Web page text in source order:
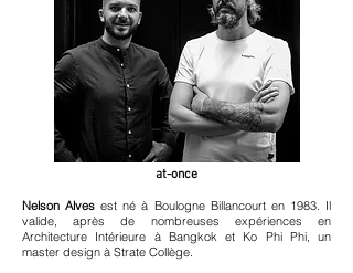
at-once
Nelson Alves est né à Boulogne Billancourt en 1983. Il
valide, après de nombreuses expériences en
Architecture Intérieure à Bangkok et Ko Phi Phi, un
master design à Strate Collège.